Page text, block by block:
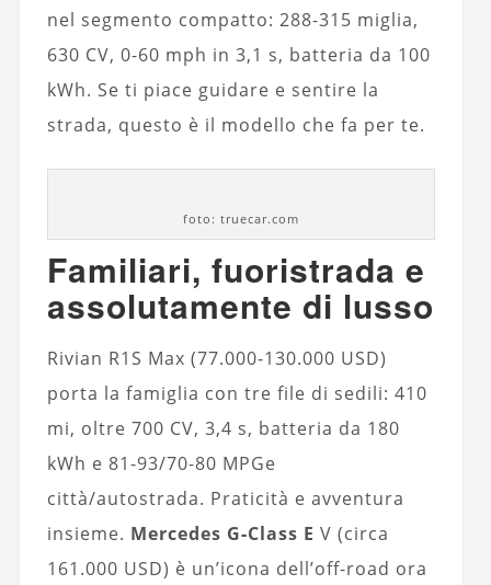
nel segmento compatto: 288-315 miglia,
630 CV, 0-60 mph in 3,1 s, batteria da 100
kWh. Se ti piace guidare e sentire la
strada, questo è il modello che fa per te.
foto: truecar.com
Familiari, fuoristrada e
assolutamente di lusso
Rivian R1S Max (77.000-130.000 USD)
porta la famiglia con tre file di sedili: 410
mi, oltre 700 CV, 3,4 s, batteria da 180
kWh e 81-93/70-80 MPGe
città/autostrada. Praticità e avventura
insieme. Mercedes G‑Class E V (circa
161.000 USD) è un’icona dell’off-road ora